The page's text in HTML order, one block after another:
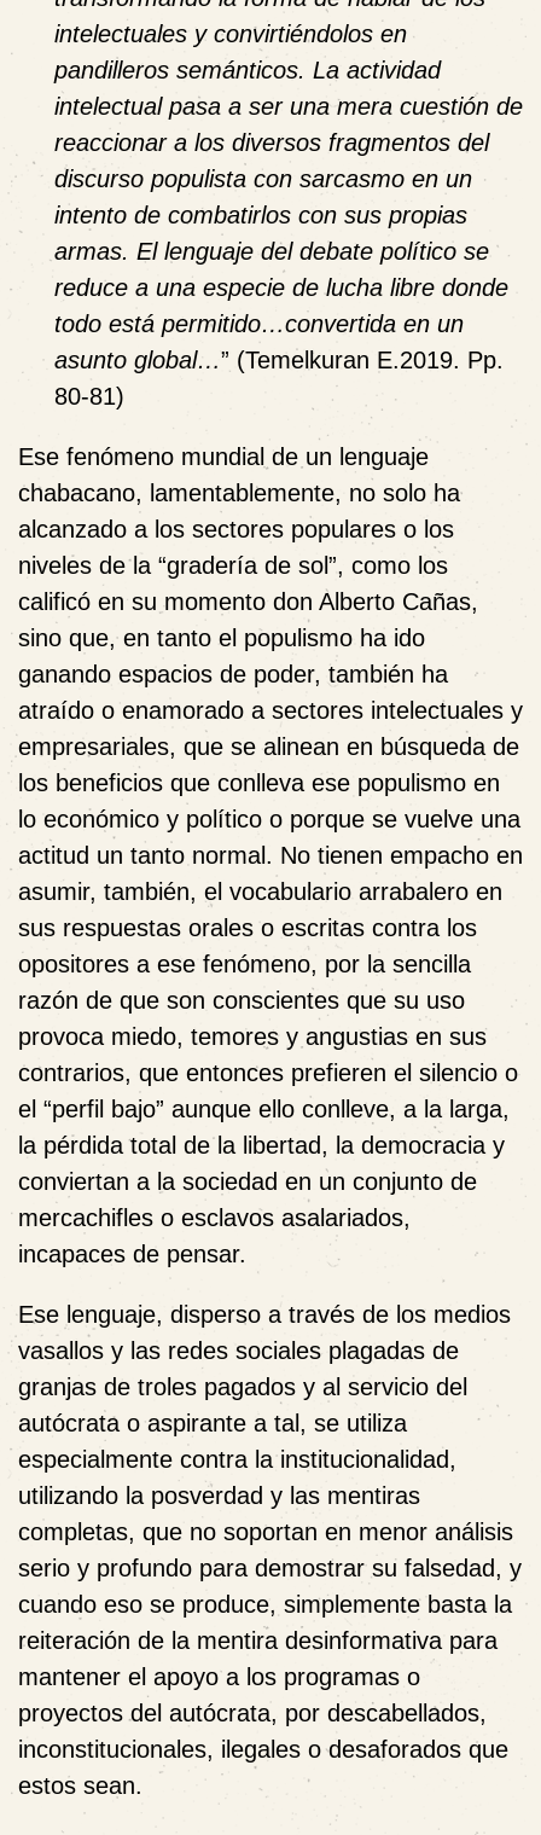
intelectuales y convirtiéndolos en
pandilleros semánticos. La actividad
intelectual pasa a ser una mera cuestión de
reaccionar a los diversos fragmentos del
discurso populista con sarcasmo en un
intento de combatirlos con sus propias
armas. El lenguaje del debate político se
reduce a una especie de lucha libre donde
todo está permitido…convertida en un
asunto global…” (Temelkuran E.2019. Pp.
80-81)
Ese fenómeno mundial de un lenguaje
chabacano, lamentablemente, no solo ha
alcanzado a los sectores populares o los
niveles de la “gradería de sol”, como los
calificó en su momento don Alberto Cañas,
sino que, en tanto el populismo ha ido
ganando espacios de poder, también ha
atraído o enamorado a sectores intelectuales y
empresariales, que se alinean en búsqueda de
los beneficios que conlleva ese populismo en
lo económico y político o porque se vuelve una
actitud un tanto normal. No tienen empacho en
asumir, también, el vocabulario arrabalero en
sus respuestas orales o escritas contra los
opositores a ese fenómeno, por la sencilla
razón de que son conscientes que su uso
provoca miedo, temores y angustias en sus
contrarios, que entonces prefieren el silencio o
el “perfil bajo” aunque ello conlleve, a la larga,
la pérdida total de la libertad, la democracia y
conviertan a la sociedad en un conjunto de
mercachifles o esclavos asalariados,
incapaces de pensar.
Ese lenguaje, disperso a través de los medios
vasallos y las redes sociales plagadas de
granjas de troles pagados y al servicio del
autócrata o aspirante a tal, se utiliza
especialmente contra la institucionalidad,
utilizando la posverdad y las mentiras
completas, que no soportan en menor análisis
serio y profundo para demostrar su falsedad, y
cuando eso se produce, simplemente basta la
reiteración de la mentira desinformativa para
mantener el apoyo a los programas o
proyectos del autócrata, por descabellados,
inconstitucionales, ilegales o desaforados que
estos sean.